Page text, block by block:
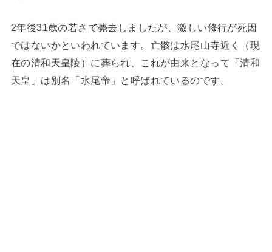
2年後31歳の若さで薨去しましたが、激しい修行が死因
ではないかといわれています。亡骸は水尾山寺近く（現
在の清和天皇陵）に葬られ、これが由来となって「清和
天皇」は別名「水尾帝」と呼ばれているのです。